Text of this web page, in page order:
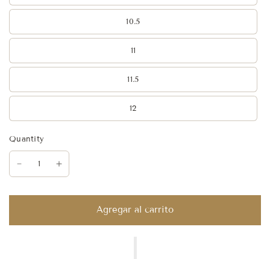
10.5
11
11.5
12
Quantity
Agregar al carrito